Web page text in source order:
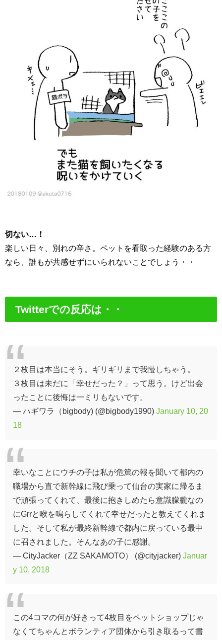
切ない…！
楽しい日々、別れの辛さ。ペットを看取った経験のある方
なら、誰もが共感せずにいられないことでしょう・・
Twitterでの反応は・・
２枚目は本当にそう。ギリギリまで我慢しちゃう。
３枚目は未だに「幸せだった？」って思う。けど出会
ったことに後悔は一ミリもないです。
— ハギワラ（bigbody) (@bigbody1990) January 10, 20
18
幸いなことにウチの子は私が危篤の報を聞いて都内の
職場から直で新幹線に飛び乗って仙台の実家に帰るま
で頑張ってくれて、最後に抱きしめたら意識朦朧なの
にGrrと喉を鳴らしてくれて幸せだったと教えてくれま
した。そして私が最終新幹線で都内に戻っている最中
に召されました。そんなあの子に感謝。
— CityJacker（ZZ SAKAMOTO） (@cityjacker) Januar
y 10, 2018
この4コマの何が好きって4枚目をペットショップじゃ
なくてちゃんとボランティア団体から引き取るって書